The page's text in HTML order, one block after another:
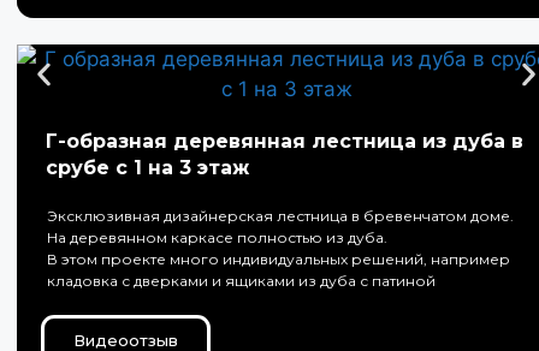
Г-образная деревянная лестница из дуба в
срубе с 1 на 3 этаж
Эксклюзивная дизайнерская лестница в бревенчатом доме.
На деревянном каркасе полностью из дуба.
В этом проекте много индивидуальных решений, например
кладовка с дверками и ящиками из дуба с патиной
Видеоотзыв